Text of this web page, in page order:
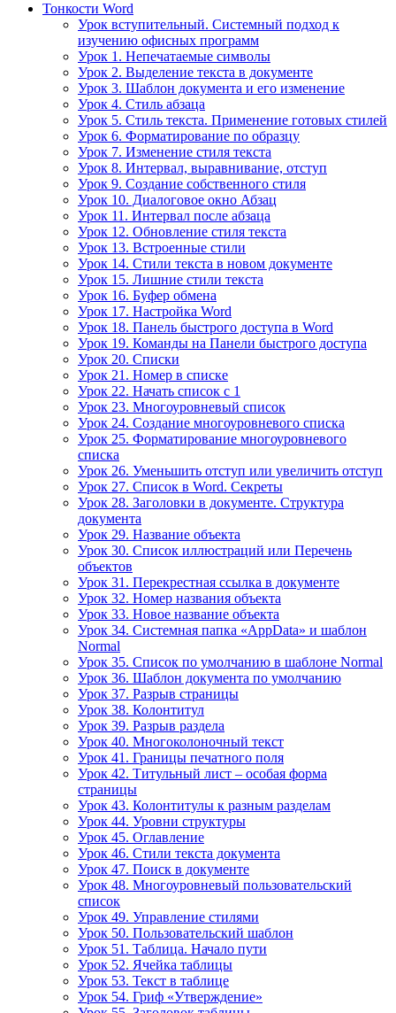
Тонкости Word
Урок вступительный. Системный подход к
изучению офисных программ
Урок 1. Непечатаемые символы
Урок 2. Выделение текста в документе
Урок 3. Шаблон документа и его изменение
Урок 4. Стиль абзаца
Урок 5. Стиль текста. Применение готовых стилей
Урок 6. Форматирование по образцу
Урок 7. Изменение стиля текста
Урок 8. Интервал, выравнивание, отступ
Урок 9. Создание собственного стиля
Урок 10. Диалоговое окно Абзац
Урок 11. Интервал после абзаца
Урок 12. Обновление стиля текста
Урок 13. Встроенные стили
Урок 14. Стили текста в новом документе
Урок 15. Лишние стили текста
Урок 16. Буфер обмена
Урок 17. Настройка Word
Урок 18. Панель быстрого доступа в Word
Урок 19. Команды на Панели быстрого доступа
Урок 20. Списки
Урок 21. Номер в списке
Урок 22. Начать список с 1
Урок 23. Многоуровневый список
Урок 24. Создание многоуровневого списка
Урок 25. Форматирование многоуровневого
списка
Урок 26. Уменьшить отступ или увеличить отступ
Урок 27. Список в Word. Секреты
Урок 28. Заголовки в документе. Структура
документа
Урок 29. Название объекта
Урок 30. Список иллюстраций или Перечень
объектов
Урок 31. Перекрестная ссылка в документе
Урок 32. Номер названия объекта
Урок 33. Новое название объекта
Урок 34. Системная папка «AppData» и шаблон
Normal
Урок 35. Список по умолчанию в шаблоне Normal
Урок 36. Шаблон документа по умолчанию
Урок 37. Разрыв страницы
Урок 38. Колонтитул
Урок 39. Разрыв раздела
Урок 40. Многоколоночный текст
Урок 41. Границы печатного поля
Урок 42. Титульный лист – особая форма
страницы
Урок 43. Колонтитулы к разным разделам
Урок 44. Уровни структуры
Урок 45. Оглавление
Урок 46. Стили текста документа
Урок 47. Поиск в документе
Урок 48. Многоуровневый пользовательский
список
Урок 49. Управление стилями
Урок 50. Пользовательский шаблон
Урок 51. Таблица. Начало пути
Урок 52. Ячейка таблицы
Урок 53. Текст в таблице
Урок 54. Гриф «Утверждение»